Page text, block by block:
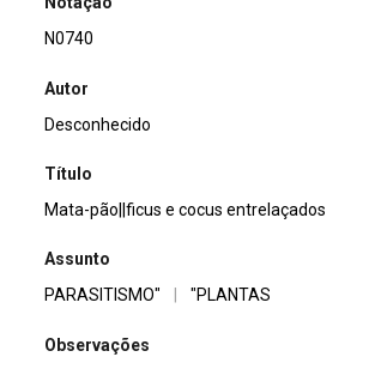
N0740
Autor
Desconhecido
Título
Mata-pão||ficus e cocus entrelaçados
Assunto
PARASITISMO"
"PLANTAS
Observações